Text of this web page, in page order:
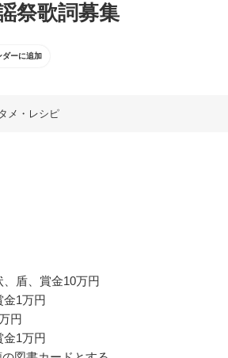
祭歌詞募集
ーに追加
メ・レシピ
盾、賞金10万円
1万円
円
1万円